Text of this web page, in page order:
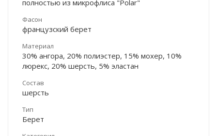
полностью из микрофлиса "Polar"
Фасон
французский берет
Материал
30% ангора, 20% полиэстер, 15% мохер, 10%
люрекс, 20% шерсть, 5% эластан
Состав
шерсть
Тип
Берет